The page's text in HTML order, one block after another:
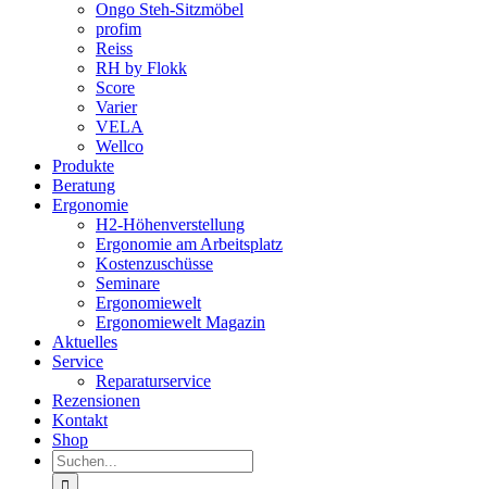
Ongo Steh-Sitzmöbel
profim
Reiss
RH by Flokk
Score
Varier
VELA
Wellco
Produkte
Beratung
Ergonomie
H2-Höhenverstellung
Ergonomie am Arbeitsplatz
Kostenzuschüsse
Seminare
Ergonomiewelt
Ergonomiewelt Magazin
Aktuelles
Service
Reparaturservice
Rezensionen
Kontakt
Shop
Suche
nach: